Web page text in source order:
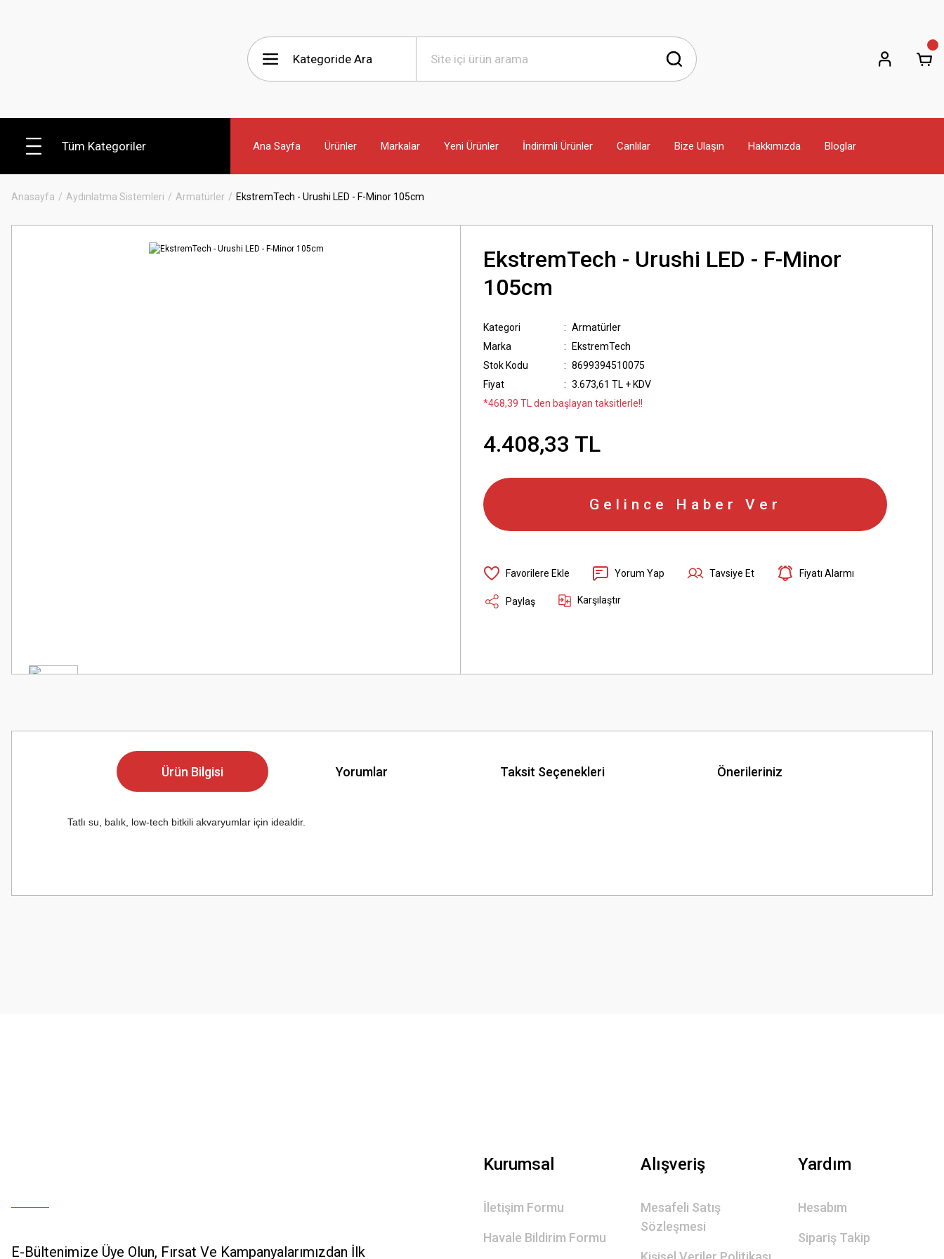
Tüm Kategoriler Ana Sayfa Ürünler Markalar Yeni Ürünler İndirimli Ürünler Canlılar Bize Ulaşın Hakkımızda Bloglar
Anasayfa Aydınlatma Sistemleri Armatürler EkstremTech - Urushi LED - F-Minor 105cm
EkstremTech - Urushi LED - F-Minor
105cm
Kategori
Armatürler
Marka
EkstremTech
Stok Kodu
8699394510075
Fiyat
3.673,61 TL + KDV
*468,39 TL den başlayan taksitlerle!!
4.408,33 TL
Gelince Haber Ver
Yorum Yap Tavsiye Et Fiyatı Alarmı
Paylaş Karşılaştır
Ürün Bilgisi Yorumlar Taksit Seçenekleri Önerileriniz
Tatlı su, balık, low-tech bitkili akvaryumlar için idealdir.
Görüş ve önerileriniz için teşekkür ederiz.
E-Bültenimize Üye Olun, Fırsat Ve Kampanyalarımızdan İlk
Kurumsal
İletişim Formu
Havale Bildirim Formu
Alışveriş
Mesafeli Satış
Sözleşmesi
Yardım
Hesabım
Sipariş Takip